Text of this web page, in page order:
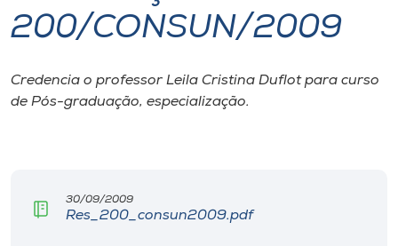
I.nova
Diplomados
CPA
200/CONSUN/2009
Credencia o professor Leila Cristina Duflot para curso
de Pós-graduação, especialização.
30/09/2009
Res_200_consun2009.pdf